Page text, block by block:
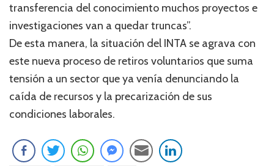
transferencia del conocimiento muchos proyectos e
investigaciones van a quedar truncas”.
De esta manera, la situación del INTA se agrava con
este nueva proceso de retiros voluntarios que suma
tensión a un sector que ya venía denunciando la
caída de recursos y la precarización de sus
condiciones laborales.